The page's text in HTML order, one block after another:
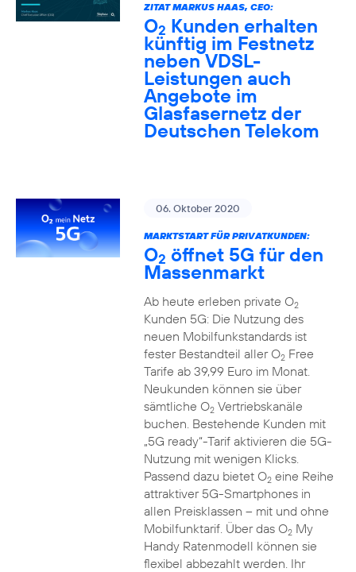
ZITAT MARKUS HAAS, CEO:
O2 Kunden erhalten
künftig im Festnetz
neben VDSL-
Leistungen auch
Angebote im
Glasfasernetz der
Deutschen Telekom
06. Oktober 2020
MARKTSTART FÜR PRIVATKUNDEN:
O2 öffnet 5G für den
Massenmarkt
Ab heute erleben private O2
Kunden 5G: Die Nutzung des
neuen Mobilfunkstandards ist
fester Bestandteil aller O2Free
Tarife ab 39,99 Euro im Monat.
Neukunden können sie über
sämtliche O2Vertriebskanäle
buchen. Bestehende Kunden mit
„5G ready“-Tarif aktivieren die 5G-
Nutzung mit wenigen Klicks.
Passend dazu bietet O2eine Reihe
attraktiver 5G-Smartphones in
allen Preisklassen – mit und ohne
Mobilfunktarif. Über das O2My
Handy Ratenmodell können sie
flexibel abbezahlt werden. Ihr